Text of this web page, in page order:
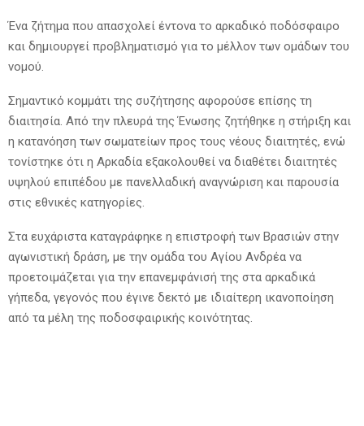
Ένα ζήτημα που απασχολεί έντονα το αρκαδικό ποδόσφαιρο
και δημιουργεί προβληματισμό για το μέλλον των ομάδων του
νομού.
Σημαντικό κομμάτι της συζήτησης αφορούσε επίσης τη
διαιτησία. Από την πλευρά της Ένωσης ζητήθηκε η στήριξη και
η κατανόηση των σωματείων προς τους νέους διαιτητές, ενώ
τονίστηκε ότι η Αρκαδία εξακολουθεί να διαθέτει διαιτητές
υψηλού επιπέδου με πανελλαδική αναγνώριση και παρουσία
στις εθνικές κατηγορίες.
Στα ευχάριστα καταγράφηκε η επιστροφή των Βρασιών στην
αγωνιστική δράση, με την ομάδα του Αγίου Ανδρέα να
προετοιμάζεται για την επανεμφάνισή της στα αρκαδικά
γήπεδα, γεγονός που έγινε δεκτό με ιδιαίτερη ικανοποίηση
από τα μέλη της ποδοσφαιρικής κοινότητας.